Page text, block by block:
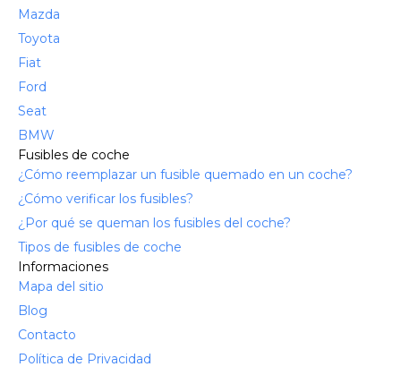
Mazda
Toyota
Fiat
Ford
Seat
BMW
Fusibles de coche
¿Cómo reemplazar un fusible quemado en un coche?
¿Cómo verificar los fusibles?
¿Por qué se queman los fusibles del coche?
Tipos de fusibles de coche
Informaciones
Mapa del sitio
Blog
Contacto
Política de Privacidad